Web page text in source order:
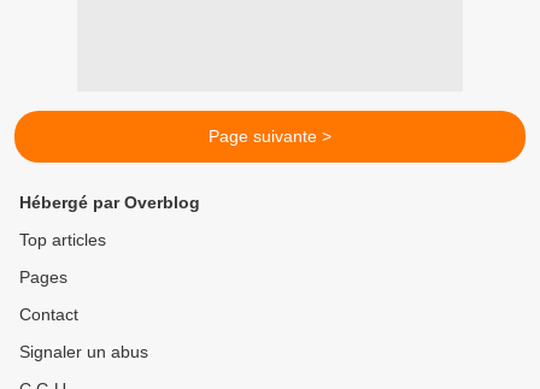
Page suivante >
Hébergé par Overblog
Top articles
Pages
Contact
Signaler un abus